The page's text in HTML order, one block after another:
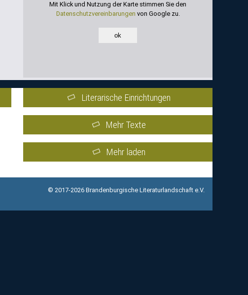
Mit Klick und Nutzung der Karte stimmen Sie den
Datenschutzvereinbarungen von Google zu.
ok
Literarische Einrichtungen
Mehr Texte
Mehr laden
© 2017-2026 Brandenburgische Literaturlandschaft e.V.